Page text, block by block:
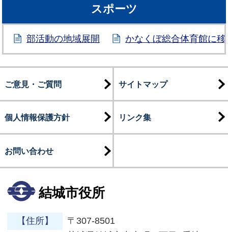
スポーツ
部活動の地域展開 かなくぼ総合体育館に
ご意見・ご質問 サイトマップ
個人情報保護方針 リンク集
お問い合わせ
結城市役所
【住所】
〒307-8501